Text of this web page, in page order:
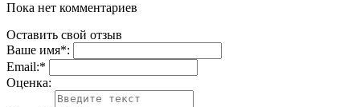
Пока нет комментариев
Оставить свой отзыв
Ваше имя*:
Email:*
Oценка: